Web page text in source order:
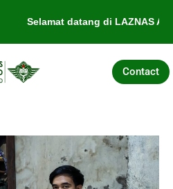
Selamat datang di LAZNAS Al-
Contact